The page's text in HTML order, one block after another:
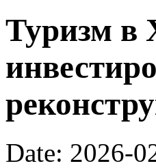
Туризм в
Date: 2026-